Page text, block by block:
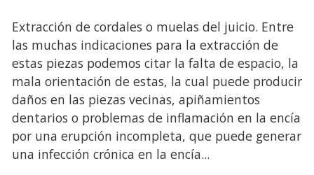
Extracción de cordales o muelas del juicio. Entre
las muchas indicaciones para la extracción de
estas piezas podemos citar la falta de espacio, la
mala orientación de estas, la cual puede producir
daños en las piezas vecinas, apiñamientos
dentarios o problemas de inflamación en la encía
por una erupción incompleta, que puede generar
una infección crónica en la encía...